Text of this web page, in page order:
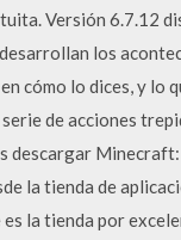
Versión 6.7.12
los
cómo lo dices, y lo
de acciones
descargar
la tienda de
la tienda por